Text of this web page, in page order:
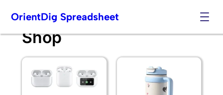
Skip
content
OrientDig Spreadsheet
Shop